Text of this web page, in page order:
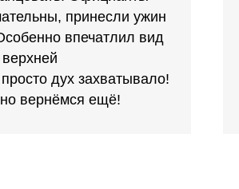
принесли ужин
впечатлил вид
дух захватывало!
вернёмся ещё!